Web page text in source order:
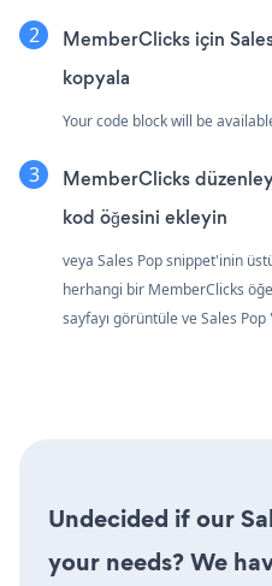
MemberClicks için
kopyala
Your code block will be
MemberClicks
kod öğesini ekleyin
veya Sales Pop snippet'inin
herhangi bir MemberClicks
sayfayı görüntüle ve Sales
Undecided if our
your needs? We